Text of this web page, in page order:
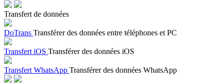
Transfert de données
DoTrans Transférer des données entre téléphones et PC
Transfert iOS Transférer des données iOS
Transfert WhatsApp Transférer des données WhatsApp